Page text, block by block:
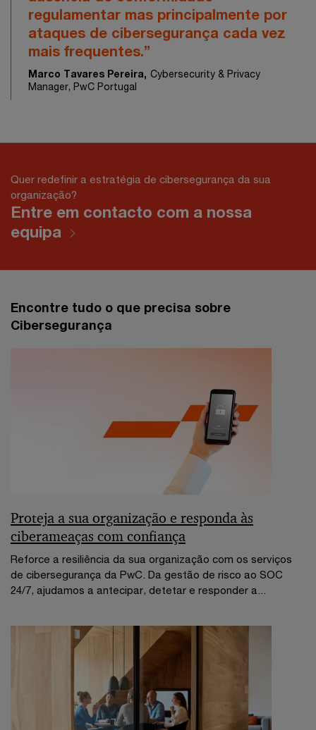
regulamentar mas principalmente por
ataques de cibersegurança cada vez
mais frequentes.”
Marco Tavares Pereira, Cybersecurity & Privacy
Manager, PwC Portugal
Quer redefinir a estratégia de cibersegurança da sua
organização?
Entre em contacto com a nossa
equipa
Encontre tudo o que precisa sobre
Cibersegurança
Proteja a sua organização e responda às
ciberameaças com confiança
Reforce a resiliência da sua organização com os serviços
de cibersegurança da PwC. Da gestão de risco ao SOC
24/7, ajudamos a antecipar, detetar e responder a...